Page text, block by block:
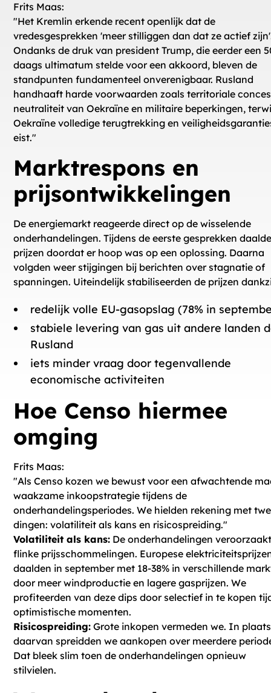
Frits Maas:
"Het Kremlin erkende recent openlijk dat de
vredesgesprekken 'meer stilliggen dan dat ze actief
Ondanks de druk van president Trump, die eerder een
daags ultimatum stelde voor een akkoord, bleven de
standpunten fundamenteel onverenigbaar. Rusland
handhaaft harde voorwaarden zoals territoriale
neutraliteit van Oekraïne en militaire beperkingen,
Oekraïne volledige terugtrekking en
eist."
Marktrespons en
prijsontwikkelingen
De energiemarkt reageerde direct op de wisselende
onderhandelingen. Tijdens de eerste gesprekken
prijzen doordat er hoop was op een oplossing. Daarna
volgden weer stijgingen bij berichten over stagnatie of
spanningen. Uiteindelijk stabiliseerden de prijzen
redelijk volle EU-gasopslag (78% in
stabiele levering van gas uit andere landen
Rusland
iets minder vraag door tegenvallende
economische activiteiten
Hoe Censo hiermee
omging
Frits Maas:
"Als Censo kozen we bewust voor een afwachtende
waakzame inkoopstrategie tijdens de
onderhandelingsperiodes. We hielden rekening met
dingen: volatiliteit als kans en risicospreiding."
Volatiliteit als kans: De onderhandelingen
flinke prijsschommelingen. Europese
daalden in september met 18-38% in verschillende
door meer windproductie en lagere gasprijzen. We
profiteerden van deze dips door selectief in te kopen
optimistische momenten.
Risicospreiding: Grote inkopen vermeden we. In plaats
daarvan spreidden we aankopen over meerdere
Dat bleek slim toen de onderhandelingen opnieuw
stilvielen.